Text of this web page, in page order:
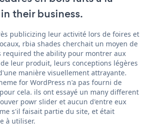
their business.
publicizing leur activité lors de foires et
rbia shades cherchait un moyen de
required the ability pour montrer aux
leur produit, leurs conceptions légères
manière visuellement attrayante.
for WordPress n'a pas fourni de
cela. ils ont essayé un many different
powr slider et aucun d'entre eux
s'il faisait partie du site, et était
à utiliser.